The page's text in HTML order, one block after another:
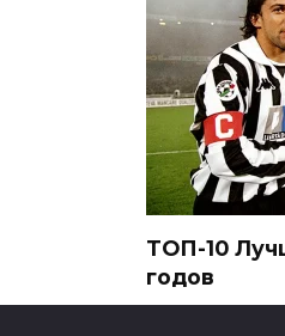
ТОП-10
годов